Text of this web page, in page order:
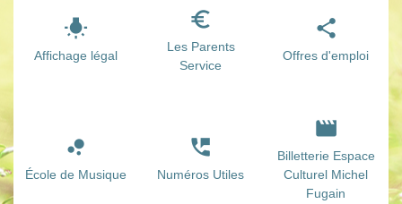
wb_incandescent
Affichage légal
euro_symbol
Les Parents
Service
share
Offres d'emploi
bubble_chart
École de Musique
perm_phone_msg
Numéros Utiles
movie
Billetterie Espace
Culturel Michel
Fugain